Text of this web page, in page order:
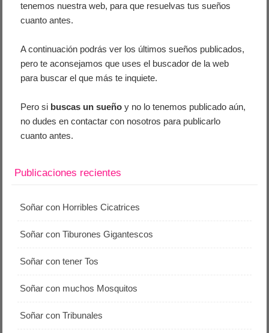
tenemos nuestra web, para que resuelvas tus sueños
cuanto antes.
A continuación podrás ver los últimos sueños publicados,
pero te aconsejamos que uses el buscador de la web
para buscar el que más te inquiete.
Pero si buscas un sueño y no lo tenemos publicado aún,
no dudes en contactar con nosotros para publicarlo
cuanto antes.
Publicaciones recientes
Soñar con Horribles Cicatrices
Soñar con Tiburones Gigantescos
Soñar con tener Tos
Soñar con muchos Mosquitos
Soñar con Tribunales